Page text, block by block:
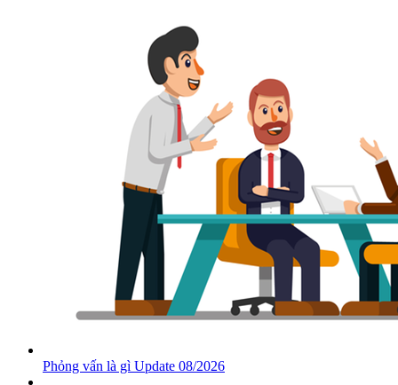
Phỏng vấn là gì Update 08/2026